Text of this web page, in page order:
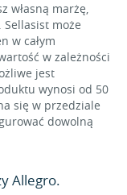
własną marżę,
może
w całym
w zależności
jest
wynosi od 50
się w przedziale
dowolną
Allegro.